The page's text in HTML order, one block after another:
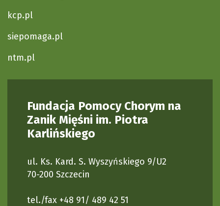
kcp.pl
siepomaga.pl
ntm.pl
Fundacja Pomocy Chorym na
Zanik Mięśni im. Piotra
Karlińskiego
ul. Ks. Kard. S. Wyszyńskiego 9/U2
70-200 Szczecin
tel./fax +48 91/ 489 42 51